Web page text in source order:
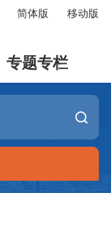
简体版 移动版
专题专栏